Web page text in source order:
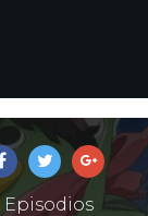
Episodios